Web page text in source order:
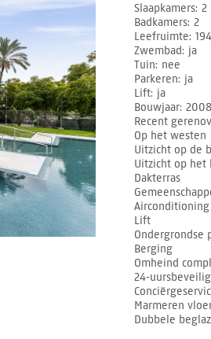
Slaapkamers 2
Badkamers 2
Leefruimte
Zwembad
ja
Tuin nee
Parkeren ja
Lift ja
Bouwjaar 2008
Recent
Op het westen
Uitzicht op de
Uitzicht op het
Dakterras
Airconditioning
Lift
Ondergrondse
Berging
Omheind
24-
Marmeren
Dubbele